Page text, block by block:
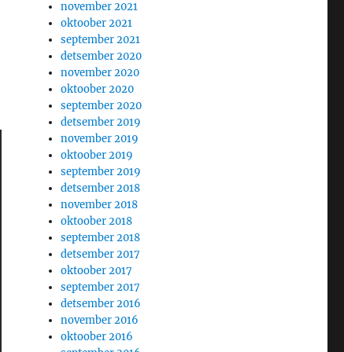
november 2021
oktoober 2021
september 2021
detsember 2020
november 2020
oktoober 2020
september 2020
detsember 2019
november 2019
oktoober 2019
september 2019
detsember 2018
november 2018
oktoober 2018
september 2018
detsember 2017
oktoober 2017
september 2017
detsember 2016
november 2016
oktoober 2016